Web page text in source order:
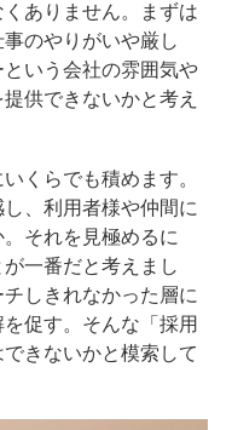
ありません。まずは
のやりがいや厳し
いう会社の雰囲気や
供できないかと考え
くらでも積めます。
、利用者様や仲間に
それを見極めるに
一番だと考えまし
しきれなかった層に
促す。そんな「採用
きないかと模索して